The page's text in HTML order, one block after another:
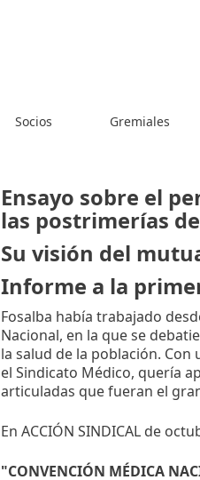
Socios Gremiales
Ensayo sobre el
las postrimerías
Su visión del
Informe a la
Fosalba había trabajado
Nacional, en la que se
la salud de la población.
el Sindicato Médico, quería
articuladas que fueran el
En ACCIÓN SINDICAL de
"CONVENCIÓN MÉDICA